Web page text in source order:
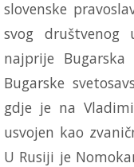
slovenske
svog društvenog
najprije
Bugarske
gdje je na
usvojen kao
U Rusiji je